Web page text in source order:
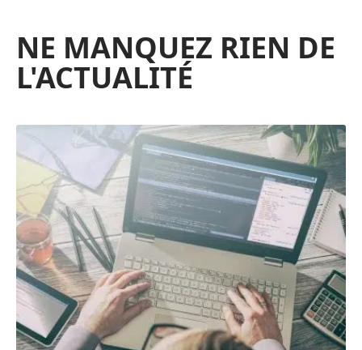
NE MANQUEZ RIEN DE
L'ACTUALITÉ